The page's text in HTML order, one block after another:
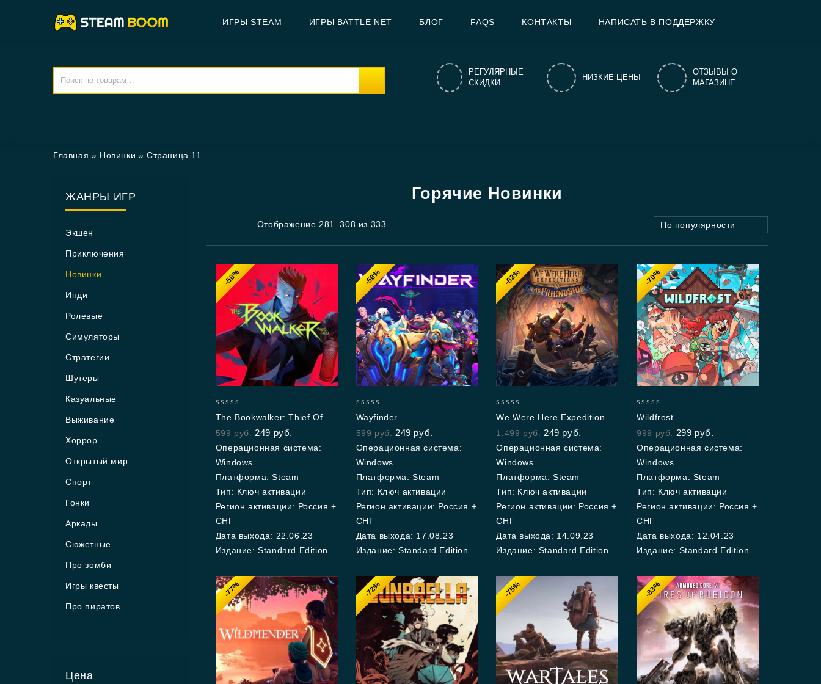
ИГРЫ STEAM ИГРЫ BATTLE NET БЛОГ FAQS КОНТАКТЫ НАПИСАТЬ В ПОДДЕРЖКУ
РЕГУЛЯРНЫЕ
СКИДКИ
НИЗКИЕ ЦЕНЫ
ОТЗЫВЫ О
МАГАЗИНЕ
Главная » Новинки »Страница 11
Горячие Новинки
Отображение 281–308 из 333 По популярности
-58%
out
of
5
The Bookwalker: Thief Of
Tales
599руб. 249 руб.
Операционная система:
Windows
Платформа: Steam
Тип: Ключ активации
Регион активации: Россия +
СНГ
Дата выхода: 22.06.23
Издание: Standard Edition
-58%
out
of
5
Wayfinder
599руб. 249 руб.
Операционная система:
Windows
Платформа: Steam
Тип: Ключ активации
Регион активации: Россия +
СНГ
Дата выхода: 17.08.23
Издание: Standard Edition
-83%
out
of
5
We Were Here Expeditions:
The FriendShip
1,499руб. 249 руб.
Операционная система:
Windows
Платформа: Steam
Тип: Ключ активации
Регион активации: Россия +
СНГ
Дата выхода: 14.09.23
Издание: Standard Edition
-70%
out
of
5
Wildfrost
999руб. 299 руб.
Операционная система:
Windows
Платформа: Steam
Тип: Ключ активации
Регион активации: Россия +
СНГ
Дата выхода: 12.04.23
Издание: Standard Edition
-77% -72% -75% -83%
ЖАНРЫ ИГР
Экшен
Приключения
Новинки
Инди
Ролевые
Симуляторы
Стратегии
Шутеры
Казуальные
Выживание
Хоррор
Открытый мир
Спорт
Гонки
Аркады
Сюжетные
Про зомби
Игры квесты
Про пиратов
Цена